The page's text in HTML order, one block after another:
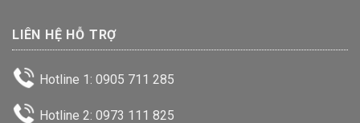
LIÊN HỆ HỖ TRỢ
Hotline 1: 0905 711 285
Hotline 2: 0973 111 825